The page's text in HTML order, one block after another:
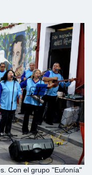
Con el grupo "Eufonía"